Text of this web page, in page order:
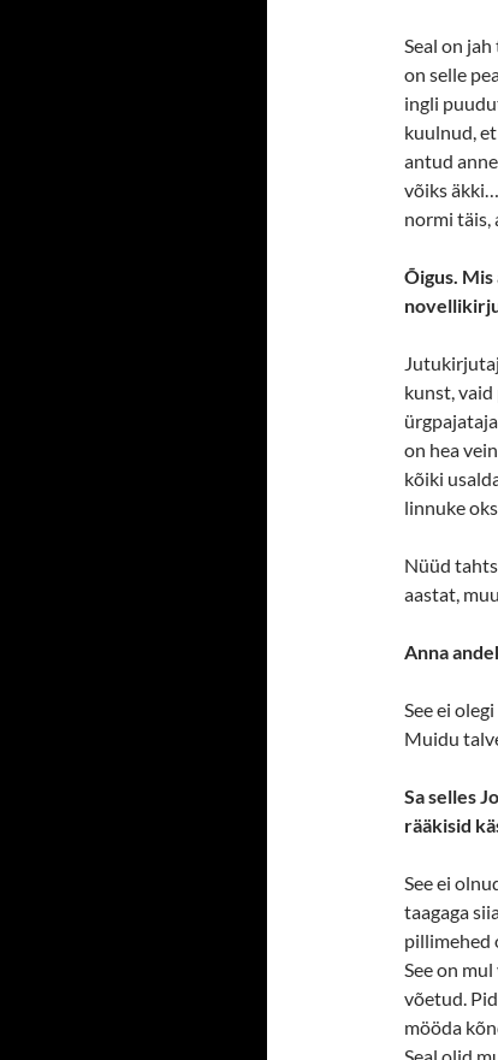
Seal on
on selle
ingli
kuulnud,
antud
võiks
normi täis,
Õigus.
kunst, vaid
on hea
kõiki
linnuke
Nüüd
aastat,
Anna
See ei
Muidu
Sa selles
rääkisid
See ei
taagaga
pillimehed
See on
võetud.
mööda
Seal olid